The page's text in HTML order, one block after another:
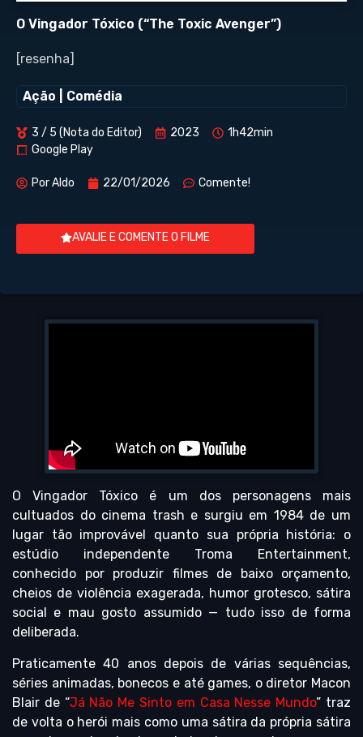
O Vingador Tóxico (“The Toxic Avenger”)
[resenha]
Ação Comédia
3 / 5 (Nota do Editor) 2023
1h42min
Google Play
PorAldo 22/01/2026 Comente!
AVALIE E COMENTE O FILME
O Vingador Tóxico é um dos personagens mais
cultuados do cinema trash e surgiu em 1984 de um
lugar tão improvável quanto sua própria história: o
estúdio independente Troma Entertainment,
conhecido por produzir filmes de baixo orçamento,
cheios de violência exagerada, humor grotesco, sátira
social e mau gosto assumido — tudo isso de forma
deliberada.
Praticamente 40 anos depois de várias sequências,
séries animadas, bonecos e até games, o diretor Macon
Blair de “Já Não Me Sinto em Casa Nesse Mundo” traz
de volta o herói mais como uma sátira da própria sátira